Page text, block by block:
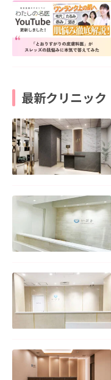
最新クリニック